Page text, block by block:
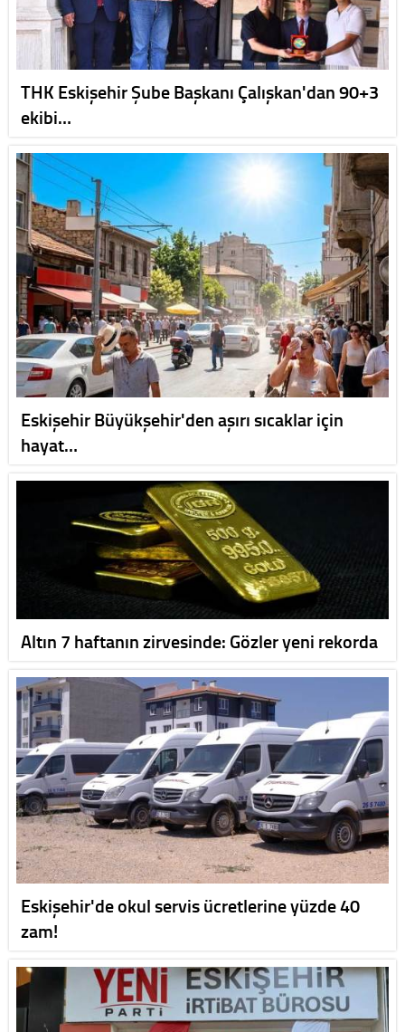
THK Eskişehir Şube Başkanı Çalışkan'dan 90+3
ekibi…
Eskişehir Büyükşehir'den aşırı sıcaklar için
hayat…
Altın 7 haftanın zirvesinde: Gözler yeni rekorda
Eskişehir'de okul servis ücretlerine yüzde 40
zam!